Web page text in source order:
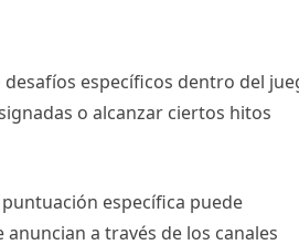
específicos dentro del
o alcanzar ciertos hitos
específica puede
a través de los canales